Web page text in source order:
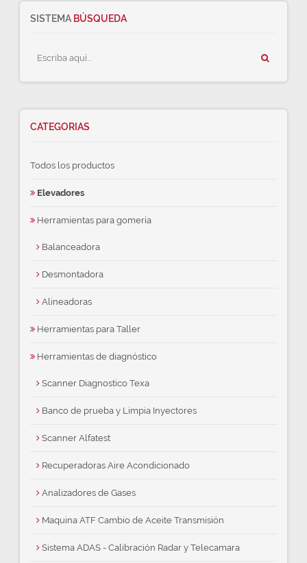
SISTEMA BÚSQUEDA
CATEGORIAS
Todos los productos
Elevadores
Herramientas para gomería
Balanceadora
Desmontadora
Alineadoras
Herramientas para Taller
Herramientas de diagnóstico
Scanner Diagnostico Texa
Banco de prueba y Limpia Inyectores
Scanner Alfatest
Recuperadoras Aire Acondicionado
Analizadores de Gases
Maquina ATF Cambio de Aceite Transmisión
Sistema ADAS - Calibración Radar y Telecamara